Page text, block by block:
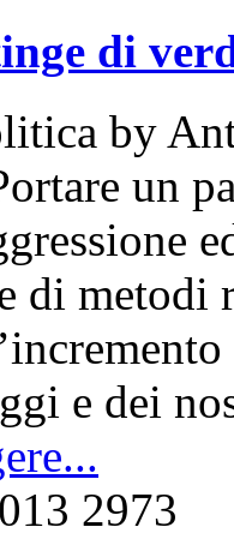
di
by
un
di metodi
e dei
2973